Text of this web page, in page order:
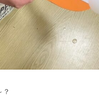
？